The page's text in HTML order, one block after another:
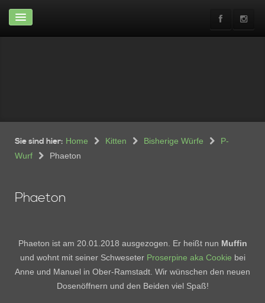
News & Infos
Wir
Wohnung
Kitten
Aktueller Wurf
Planung
Bisherige Würfe
Sie sind hier: Home Kitten Bisherige Würfe
P-
Wurf
Phaeton
Phaeton
Phaeton ist am 20.01.2018 ausgezogen. Er heißt nun Muffin
und wohnt mit seiner Schweseter Proserpine aka Cookie bei
Anne und Manuel in Ober-Ramstadt. Wir wünschen den neuen
Dosenöffnern und den Beiden viel Spaß!